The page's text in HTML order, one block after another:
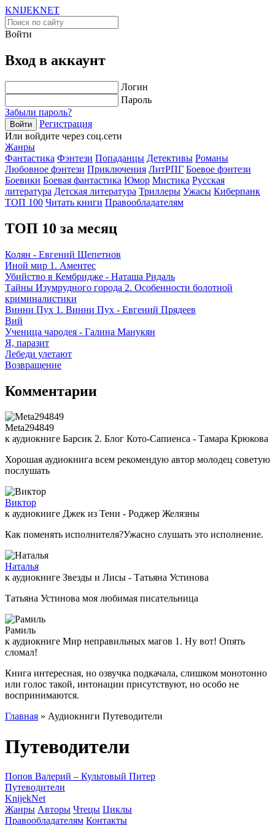
KNIJEKNET
Войти
Вход в аккаунт
Логин
Пароль
Забыли пароль?
Войти
Регистрация
Или войдите через соц.сети
Жанры
Фантастика Фэнтези Попаданцы Детективы Романы
Любовное фэнтези Приключения ЛитРПГ Боевое фэнтези
Боевики Боевая фантастика Юмор Мистика Русская
литература Детская литература Триллеры Ужасы Киберпанк
ТОП 100 Читать книги Правообладателям
ТОП 10 за месяц
Колян - Евгений Щепетнов
Иной мир 1. Аментес
Убийство в Кембридже - Наташа Ридаль
Тайны Изумрудного города 2. Особенности болотной
криминалистики
Винни Пух 1. Винни Пух - Евгений Прядеев
Вий
Ученица чародея - Галина Манукян
Я, паразит
Лебеди улетают
Возвращение
Комментарии
Meta294849
к аудиокниге Барсик 2. Блог Кото-Сапиенса - Тамара Крюкова
Хорошая аудиокнига всем рекомендую автор молодец советую
послушать
Виктор
к аудиокниге Джек из Тени - Роджер Желязны
Как поменять исполнителя?Ужасно слушать это исполнение.
Наталья
к аудиокниге Звезды и Лисы - Татьяна Устинова
Татьяна Устинова моя любимая писательница
Рамиль
к аудиокниге Мир неправильных магов 1. Ну вот! Опять
сломал!
Книга интересная, но озвучка подкачала, слишком монотонно
или голос такой, интонации присутствуют, но особо не
воспринимаются.
Главная » Аудиокниги Путеводители
Путеводители
Попов Валерий – Культовый Питер
Путеводители
KnijekNet
Жанры Авторы Чтецы Циклы
Правообладателям Контакты